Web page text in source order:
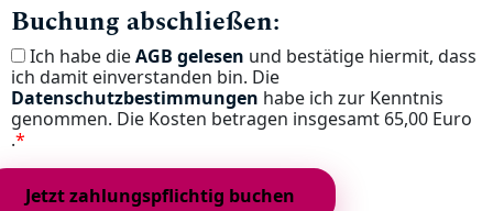
Buchung abschließen:
Ich habe dieAGB gelesen und bestätige hiermit, dass
ich damit einverstanden bin. Die
Datenschutzbestimmungen habe ich zur Kenntnis
genommen. Die Kosten betragen insgesamt 65,00 Euro
.*